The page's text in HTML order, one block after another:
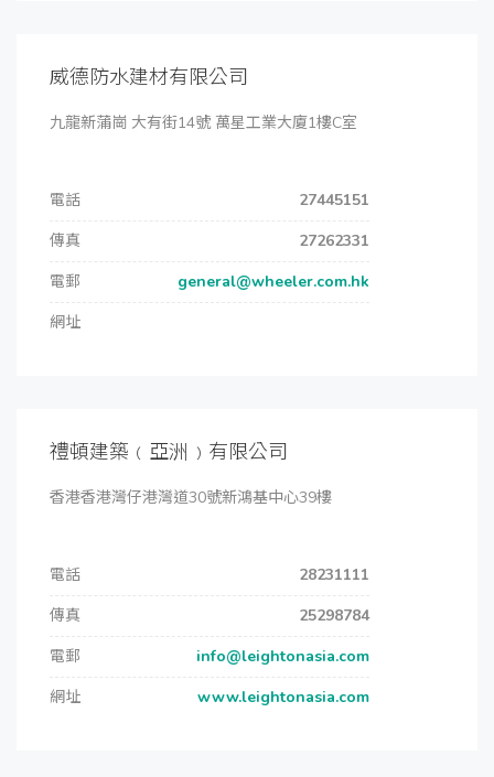
威德防水建材有限公司
九龍新蒲崗 大有街14號 萬星工業大廈1樓C室
電話
27445151
傳真
27262331
電郵
general@wheeler.com.hk
網址
禮頓建築﹙亞洲﹚有限公司
香港香港灣仔港灣道30號新鴻基中心39樓
電話
28231111
傳真
25298784
電郵
info@leightonasia.com
網址
www.leightonasia.com